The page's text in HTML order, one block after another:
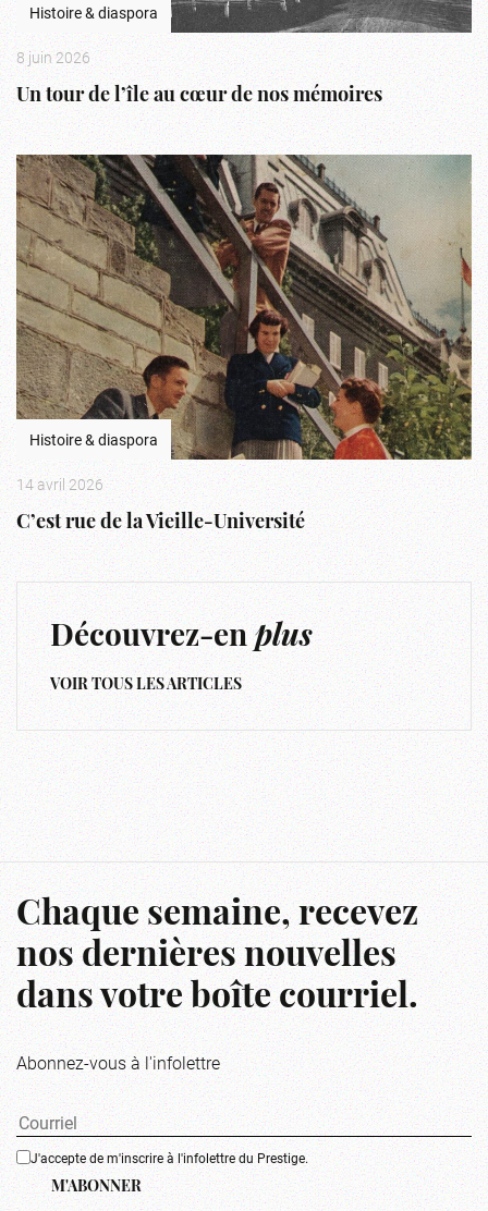
Histoire & diaspora
8 juin 2026
Un tour de l’île au cœur de nos mémoires
Histoire & diaspora
14 avril 2026
C’est rue de la Vieille-Université
Découvrez-enplus
VOIR TOUS LES ARTICLES
Chaque semaine, recevez
nos dernières nouvelles
dans votre boîte courriel.
Abonnez-vous à l'infolettre
J'accepte de m'inscrire à l'infolettre du Prestige.
M'ABONNER